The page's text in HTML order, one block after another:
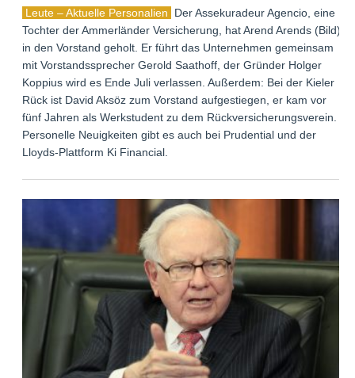
Leute – Aktuelle Personalien
Der Assekuradeur Agencio, eine
Tochter der Ammerländer Versicherung, hat Arend Arends (Bild)
in den Vorstand geholt. Er führt das Unternehmen gemeinsam
mit Vorstandssprecher Gerold Saathoff, der Gründer Holger
Koppius wird es Ende Juli verlassen. Außerdem: Bei der Kieler
Rück ist David Aksöz zum Vorstand aufgestiegen, er kam vor
fünf Jahren als Werkstudent zu dem Rückversicherungsverein.
Personelle Neuigkeiten gibt es auch bei Prudential und der
Lloyds-Plattform Ki Financial.